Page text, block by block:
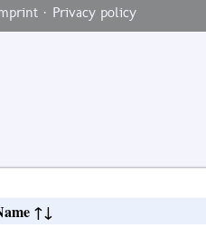
· Privacy policy